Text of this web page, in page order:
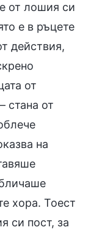
от лошия си
е в ръцете
действия,
от
стана от
на
хора. Тоест
си пост, за